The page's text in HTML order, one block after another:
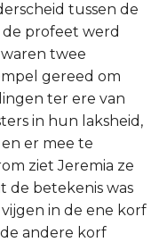
tussen de
profeet werd
waren twee
gereed om
ter ere van
in hun laksheid,
er mee te
ziet Jeremia ze
de betekenis was
in de ene korf
andere korf